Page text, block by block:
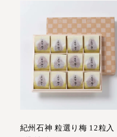
紀州石神 粒選り梅 12粒入